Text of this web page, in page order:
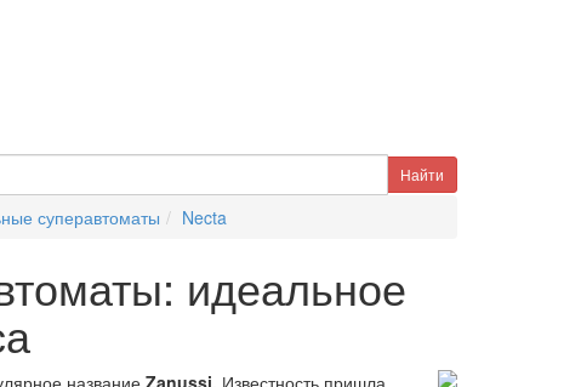
суперавтоматы Necta
идеальное